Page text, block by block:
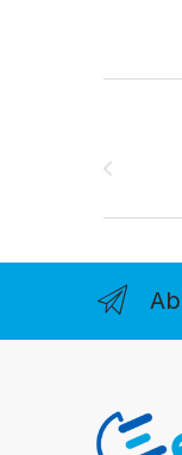
Brands